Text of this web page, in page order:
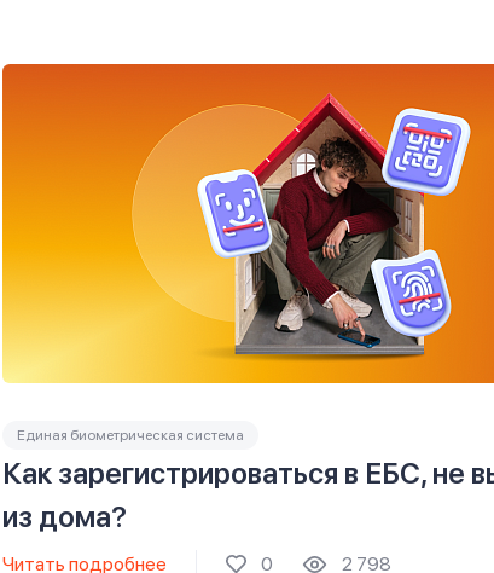
Единая биометрическая система
Как зарегистрироваться в ЕБС, не
из дома?
Читать подробнее 0 2 798